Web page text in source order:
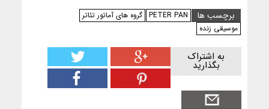
برچسب ها
PETER PAN گروه های آماتور تئاتر
موسیقی زنده
به اشتراک
بگذارید